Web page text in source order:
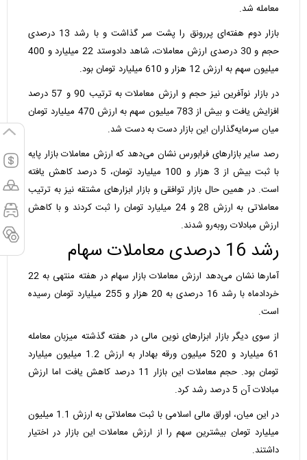
معامله شد.
بازار دوم هفته‌ای پررونق را پشت سر گذاشت و با رشد 13 درصدی
حجم و 30 درصدی ارزش معاملات، شاهد دادوستد 22 میلیارد و 400
میلیون سهم به ارزش 12 هزار و 610 میلیارد تومان بود.
در بازار نوآفرین نیز حجم و ارزش معاملات به ترتیب 90 و 57 درصد
افزایش یافت و بیش از 783 میلیون سهم به ارزش 470 میلیارد تومان
میان سرمایه‌گذاران این بازار دست به دست شد.
رصد سایر بازارهای فرابورس نشان می‌دهد که ارزش معاملات بازار پایه
با ثبت بیش از 3 هزار و 100 میلیارد تومان، 5 درصد کاهش یافته
است. در همین حال بازار توافقی و بازار ابزارهای مشتقه نیز به ترتیب
معاملاتی به ارزش 28 و 24 میلیارد تومان را ثبت کردند و با کاهش
ارزش مبادلات روبه‌رو شدند.
رشد 16 درصدی معاملات سهام
آمارها نشان می‌دهد ارزش معاملات بازار سهام در هفته منتهی به 22
خردادماه با رشد 16 درصدی به 20 هزار و 255 میلیارد تومان رسیده
است.
از سوی دیگر بازار ابزارهای نوین مالی در هفته گذشته میزبان معامله
61 میلیارد و 520 میلیون ورقه بهادار به ارزش 1.2 میلیون میلیارد
تومان بود. حجم معاملات این بازار 11 درصد کاهش یافت اما ارزش
مبادلات آن 5 درصد رشد کرد.
در این میان، اوراق مالی اسلامی با ثبت معاملاتی به ارزش 1.1 میلیون
میلیارد تومان بیشترین سهم را از ارزش معاملات این بازار در اختیار
داشتند.